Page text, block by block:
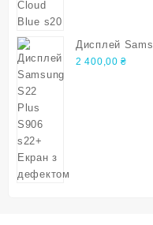
Дисплей
дефектом
2 400,00₴